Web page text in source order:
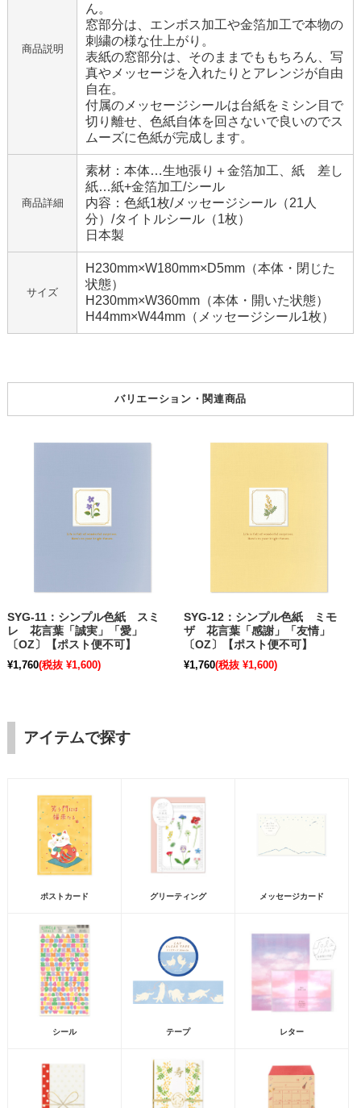
商品説明
ん。
窓部分は、エンボス加工や金箔加工で本物の
刺繍の様な仕上がり。
表紙の窓部分は、そのままでももちろん、写
真やメッセージを入れたりとアレンジが自由
自在。
付属のメッセージシールは台紙をミシン目で
切り離せ、色紙自体を回さないで良いのでス
ムーズに色紙が完成します。
商品詳細
素材：本体…生地張り＋金箔加工、紙 差し
紙…紙+金箔加工/シール
内容：色紙1枚/メッセージシール（21人
分）/タイトルシール（1枚）
日本製
サイズ
H230mm×W180mm×D5mm（本体・閉じた
状態）
H230mm×W360mm（本体・開いた状態）
H44mm×W44mm（メッセージシール1枚）
バリエーション・関連商品
SYG-11：シンプル色紙 スミ
レ 花言葉「誠実」「愛」
〔OZ〕【ポスト便不可】
¥1,760(税抜 ¥1,600)
SYG-12：シンプル色紙 ミモ
ザ 花言葉「感謝」「友情」
〔OZ〕【ポスト便不可】
¥1,760(税抜 ¥1,600)
アイテムで探す
ポストカード グリーティング メッセージカード
シール テープ レター